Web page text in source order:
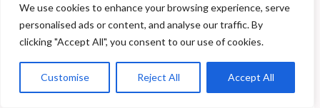
We use cookies to enhance your browsing experience, serve
personalised ads or content, and analyse our traffic. By
clicking "Accept All", you consent to our use of cookies.
Customise Reject All Accept All
juillet 2026
juin 2026
avril 2026